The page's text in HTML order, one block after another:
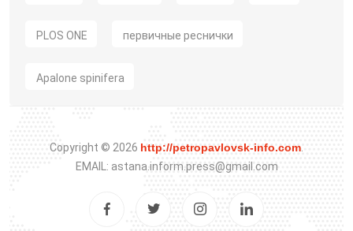
PLOS ONE первичные реснички
Apalone spinifera
Copyright © 2026 http://petropavlovsk-info.com
EMAIL: astana.inform.press@gmail.com